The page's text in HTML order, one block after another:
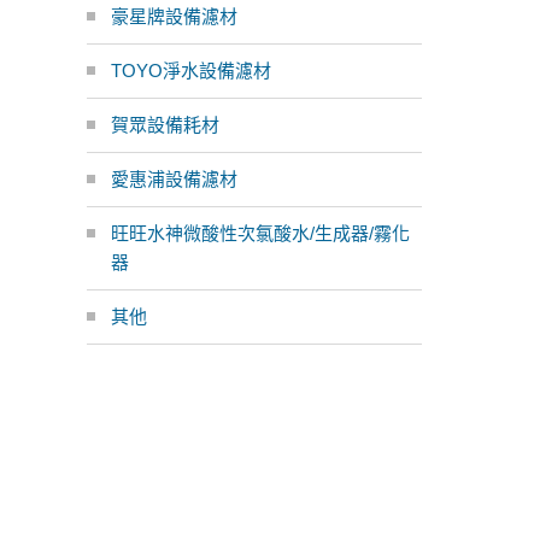
豪星牌設備濾材
TOYO淨水設備濾材
賀眾設備耗材
愛惠浦設備濾材
旺旺水神微酸性次氯酸水/生成器/霧化
器
其他